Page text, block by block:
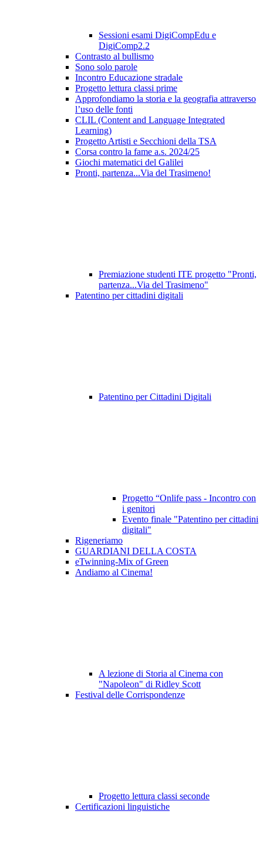
Sessioni esami DigiCompEdu e
DigiComp2.2
Contrasto al bullismo
Sono solo parole
Incontro Educazione stradale
Progetto lettura classi prime
Approfondiamo la storia e la geografia attraverso
l’uso delle fonti
CLIL (Content and Language Integrated
Learning)
Progetto Artisti e Secchioni della TSA
Corsa contro la fame a.s. 2024/25
Giochi matematici del Galilei
Pronti, partenza...Via del Trasimeno!
Premiazione studenti ITE progetto "Pronti,
partenza...Via del Trasimeno"
Patentino per cittadini digitali
Patentino per Cittadini Digitali
Progetto “Onlife pass - Incontro con
i genitori
Evento finale "Patentino per cittadini
digitali"
Rigeneriamo
GUARDIANI DELLA COSTA
eTwinning-Mix of Green
Andiamo al Cinema!
A lezione di Storia al Cinema con
"Napoleon" di Ridley Scott
Festival delle Corrispondenze
Progetto lettura classi seconde
Certificazioni linguistiche